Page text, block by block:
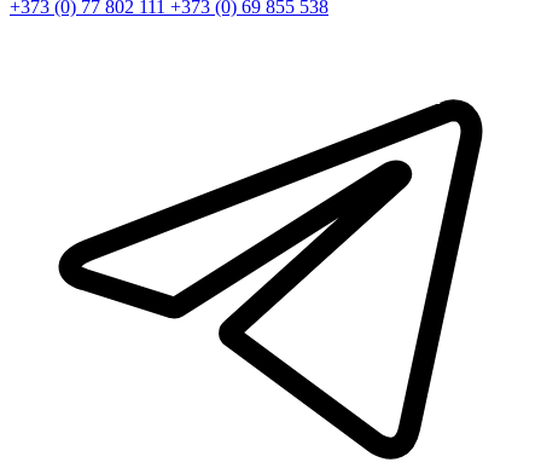
+373 (0) 77 802 111 +373 (0) 69 855 538